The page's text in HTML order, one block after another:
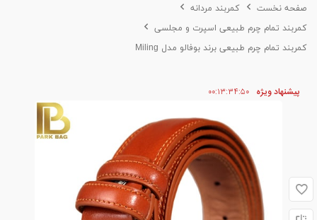
صفحه نخست
کمربند مردانه
کمربند تمام چرم طبیعی اسپرت و مجلسی
کمربند تمام چرم طبیعی برند بوفالو مدل Miling
پیشنهاد ویژه ۰۰۱۳۳۴۵۰